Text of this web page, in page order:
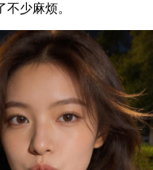
少麻烦。